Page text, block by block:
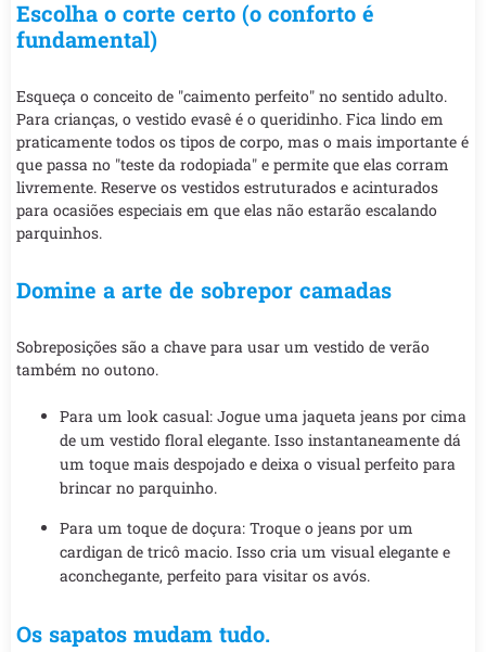
Escolha o corte certo (o conforto é
fundamental)
Esqueça o conceito de "caimento perfeito" no sentido adulto.
Para crianças, o vestido evasê é o queridinho. Fica lindo em
praticamente todos os tipos de corpo, mas o mais importante é
que passa no "teste da rodopiada" e permite que elas corram
livremente. Reserve os vestidos estruturados e acinturados
para ocasiões especiais em que elas não estarão escalando
parquinhos.
Domine a arte de sobrepor camadas
Sobreposições são a chave para usar um vestido de verão
também no outono.
Para um look casual: Jogue uma jaqueta jeans por cima
de um vestido floral elegante. Isso instantaneamente dá
um toque mais despojado e deixa o visual perfeito para
brincar no parquinho.
Para um toque de doçura: Troque o jeans por um
cardigan de tricô macio. Isso cria um visual elegante e
aconchegante, perfeito para visitar os avós.
Os sapatos mudam tudo.